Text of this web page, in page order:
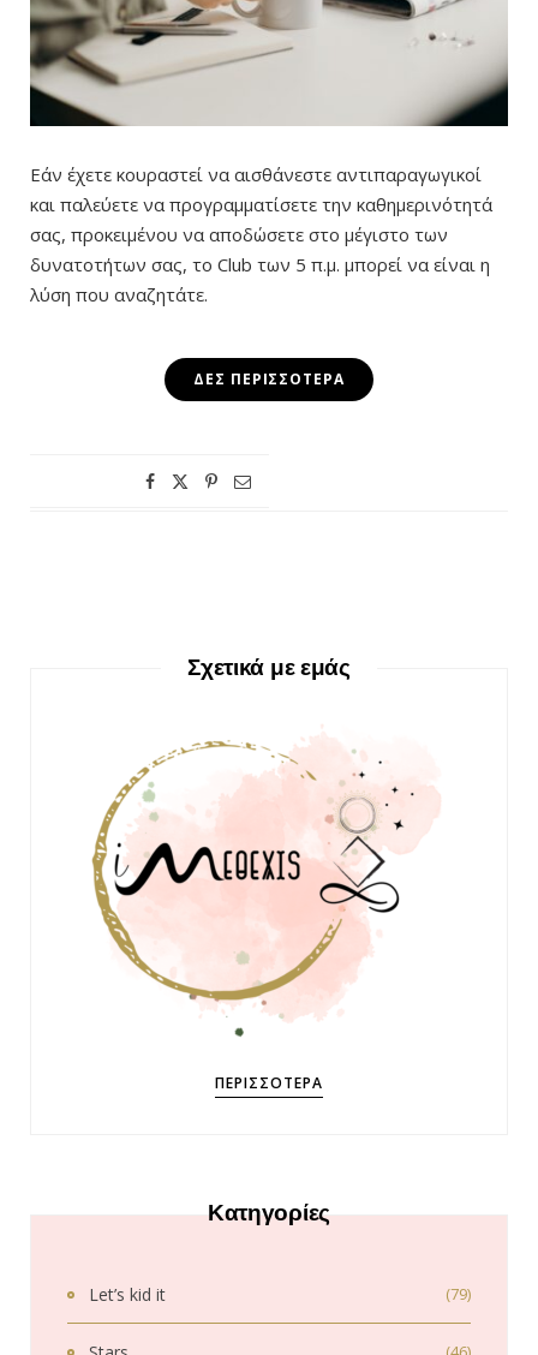
Εάν έχετε κουραστεί να αισθάνεστε αντιπαραγωγικοί
και παλεύετε να προγραμματίσετε την καθημερινότητά
σας, προκειμένου να αποδώσετε στο μέγιστο των
δυνατοτήτων σας, το Club των 5 π.μ. μπορεί να είναι η
λύση που αναζητάτε.
ΔΕΣ ΠΕΡΙΣΣΌΤΕΡΑ
Σχετικά με εμάς
ΠΕΡΙΣΣΌΤΕΡΑ
Κατηγορίες
Let’s kid it (79)